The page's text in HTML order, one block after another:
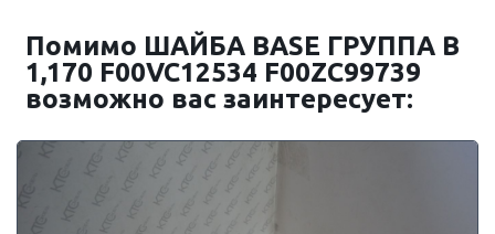
Помимо ШАЙБА BASE ГРУППА B
1,170 F00VC12534 F00ZC99739
возможно вас заинтересует: